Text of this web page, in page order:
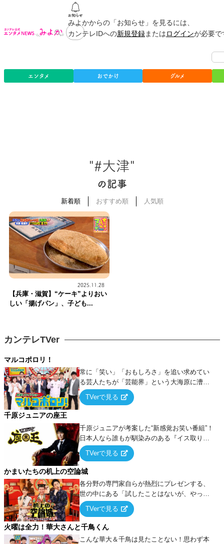
みよかからの「お知らせ」を見るには、
カンテレIDへの新規登録またはログインが必要
エンタメ おでかけ グルメ
"#大津"
の記事
新着順 おすすめ順 人気順
2025.11.28
【兵庫・滋賀】“ケーキ”よりおい
しい「揚げパン」、子ども...
カンテレTVer
マルコポロリ！
常に「笑い」「おもしろさ」を追い求めてい
る芸人たちが「芸能界」という大海原に漕ぎ
出でて、新たなオモシロ人間を発掘する！
TVerで見る
千原ジュニアの座王
千原ジュニアが考案した“新感覚お笑い番組”！
日本人なら誰もが馴染みのある『イス取りゲ
ーム』をベースに、大喜利・ギャグ・モノボ
ケ・歌…など様々なお題で芸人がショートネ
タを競い合う！
TVerで見る
かまいたちの机上の空論城
各分野の専門家自らが熱烈にプレゼンする、
世の中にある「試したことはないが、やって
みたらこうなる！…ハズ」という“机上の空
論”に若手芸人らがカラダを張って挑む！
TVerで見る
火曜は全力！華大さんと千鳥くん
こんな華大＆千鳥は見たことない！思わず本